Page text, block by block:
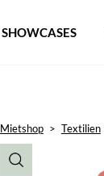
SHOWCASES
Mietshop > Textilien